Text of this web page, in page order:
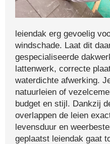
leiendak erg gevoelig
windschade. Laat dit
gespecialiseerde
lattenwerk, correcte
waterdichte afwerking.
natuurleien of
budget en stijl. Dankzij
overlappen de leien
levensduur en
geplaatst leiendak gaat